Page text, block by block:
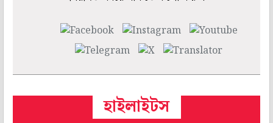
হাইলাইটস